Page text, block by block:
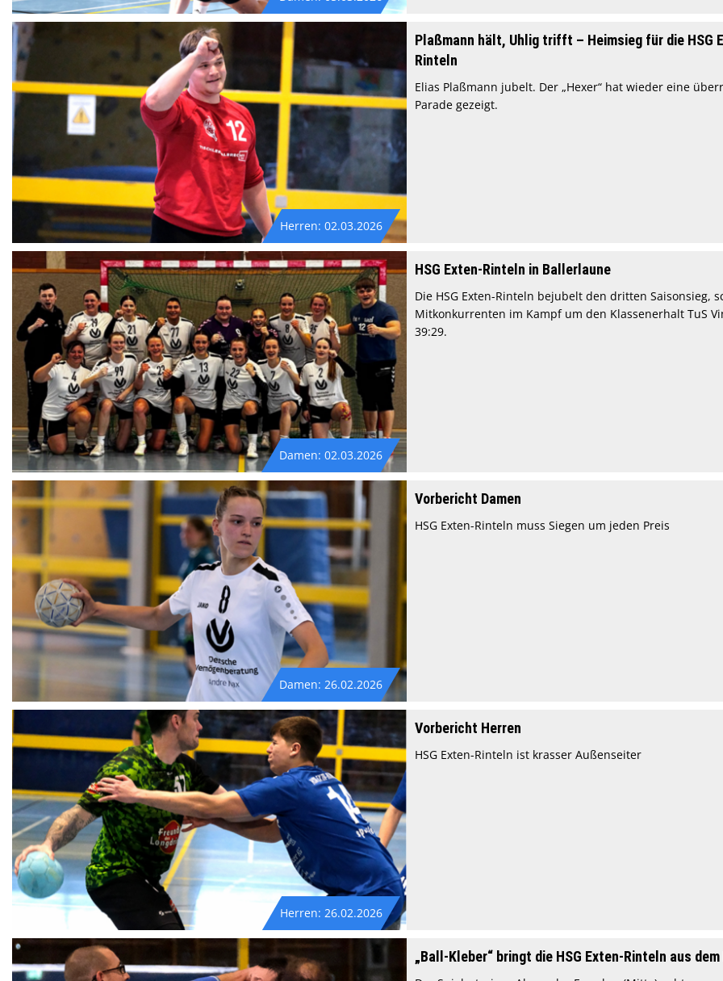
Herren: 02.03.2026
Plaßmann hält, Uhlig trifft – Heimsieg für die HSG
Rinteln
Elias Plaßmann jubelt. Der „Hexer“ hat wieder eine
Parade gezeigt.
Damen: 02.03.2026
HSG Exten-Rinteln in Ballerlaune
Die HSG Exten-Rinteln bejubelt den dritten Saisonsieg,
Mitkonkurrenten im Kampf um den Klassenerhalt TuS
39:29.
Damen: 26.02.2026
Vorbericht Damen
HSG Exten-Rinteln muss Siegen um jeden Preis
Herren: 26.02.2026
Vorbericht Herren
HSG Exten-Rinteln ist krasser Außenseiter
„Ball-Kleber“ bringt die HSG Exten-Rinteln aus